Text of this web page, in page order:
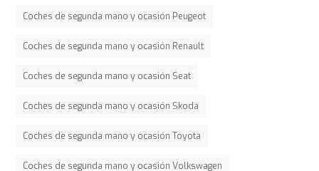
Coches de segunda mano y ocasión Peugeot
Coches de segunda mano y ocasión Renault
Coches de segunda mano y ocasión Seat
Coches de segunda mano y ocasión Skoda
Coches de segunda mano y ocasión Toyota
Coches de segunda mano y ocasión Volkswagen